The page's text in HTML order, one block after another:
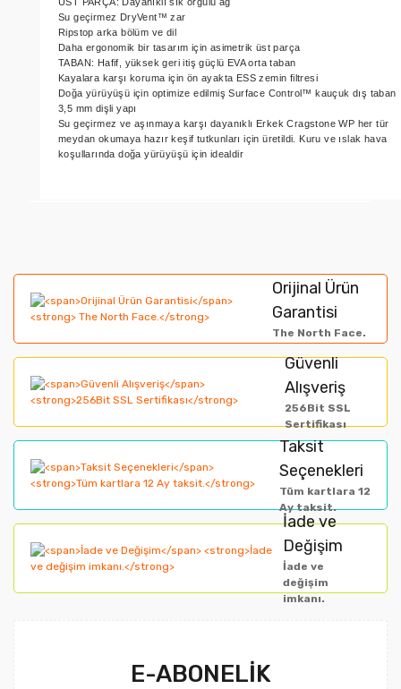
Su geçirmez DryVent™ zar
Ripstop arka bölüm ve dil
Daha ergonomik bir tasarım için asimetrik üst parça
TABAN: Hafif, yüksek geri itiş güçlü EVA orta taban
Kayalara karşı koruma için ön ayakta ESS zemin filtresi
Doğa yürüyüşü için optimize edilmiş Surface Control™ kauçuk dış taban
3,5 mm dişli yapı
Su geçirmez ve aşınmaya karşı dayanıklı Erkek Cragstone WP her tür
meydan okumaya hazır keşif tutkunları için üretildi. Kuru ve ıslak hava
koşullarında doğa yürüyüşü için idealdir
Yorum Yaz
formunu kullanarak tarafımıza iletebilirsiniz.
Görüş ve önerileriniz için teşekkür ederiz.
Ürün resmi kalitesiz, bozuk veya görüntülenemiyor.
Ürün açıklamasında eksik bilgiler bulunuyor.
Bu ürüne benzer farklı alternatifler olmalı.
Orijinal Ürün
Garantisi
The North Face.
Güvenli
Alışveriş
256Bit SSL
Sertifikası
Taksit
Seçenekleri
Tüm kartlara 12
Ay taksit.
İade ve
Değişim
İade ve
değişim
imkanı.
E-ABONELİK